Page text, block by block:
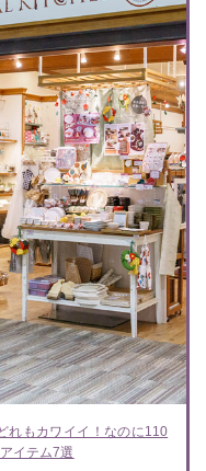
れもカワイイ！なのに110
イテム7選